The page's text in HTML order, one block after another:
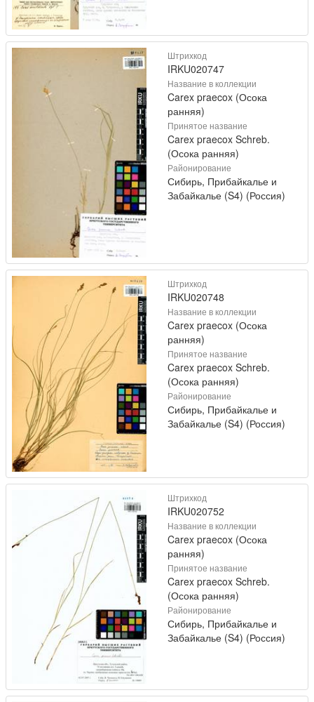
Штрихкод
IRKU020747
Название в коллекции
Carex praecox (Осока
ранняя)
Принятое название
Carex praecox Schreb.
(Осока ранняя)
Районирование
Сибирь, Прибайкалье и
Забайкалье (S4) (Россия)
Штрихкод
IRKU020748
Название в коллекции
Carex praecox (Осока
ранняя)
Принятое название
Carex praecox Schreb.
(Осока ранняя)
Районирование
Сибирь, Прибайкалье и
Забайкалье (S4) (Россия)
Штрихкод
IRKU020752
Название в коллекции
Carex praecox (Осока
ранняя)
Принятое название
Carex praecox Schreb.
(Осока ранняя)
Районирование
Сибирь, Прибайкалье и
Забайкалье (S4) (Россия)